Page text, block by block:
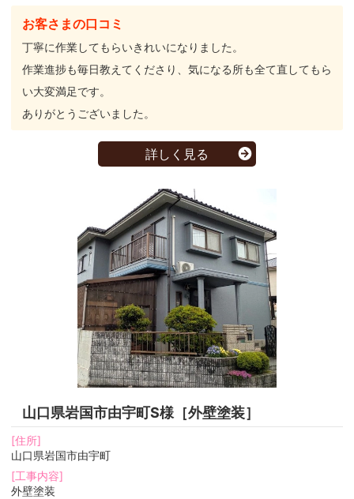
お客さまの口コミ
丁寧に作業してもらいきれいになりました。
作業進捗も毎日教えてくださり、気になる所も全て直してもら
い大変満足です。
ありがとうございました。
詳しく見る
山口県岩国市由宇町S様［外壁塗装］
[住所]
山口県岩国市由宇町
[工事内容]
外壁塗装